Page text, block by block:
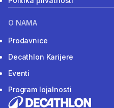
O NAMA
Prodavnice
Decathlon Karijere
Eventi
Program lojalnosti